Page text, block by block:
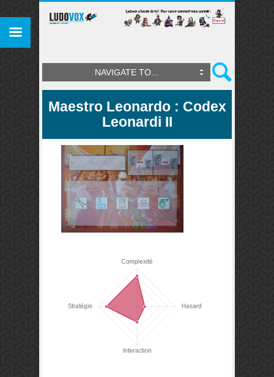
NAVIGATE TO...
Maestro Leonardo : Codex
Leonardi II